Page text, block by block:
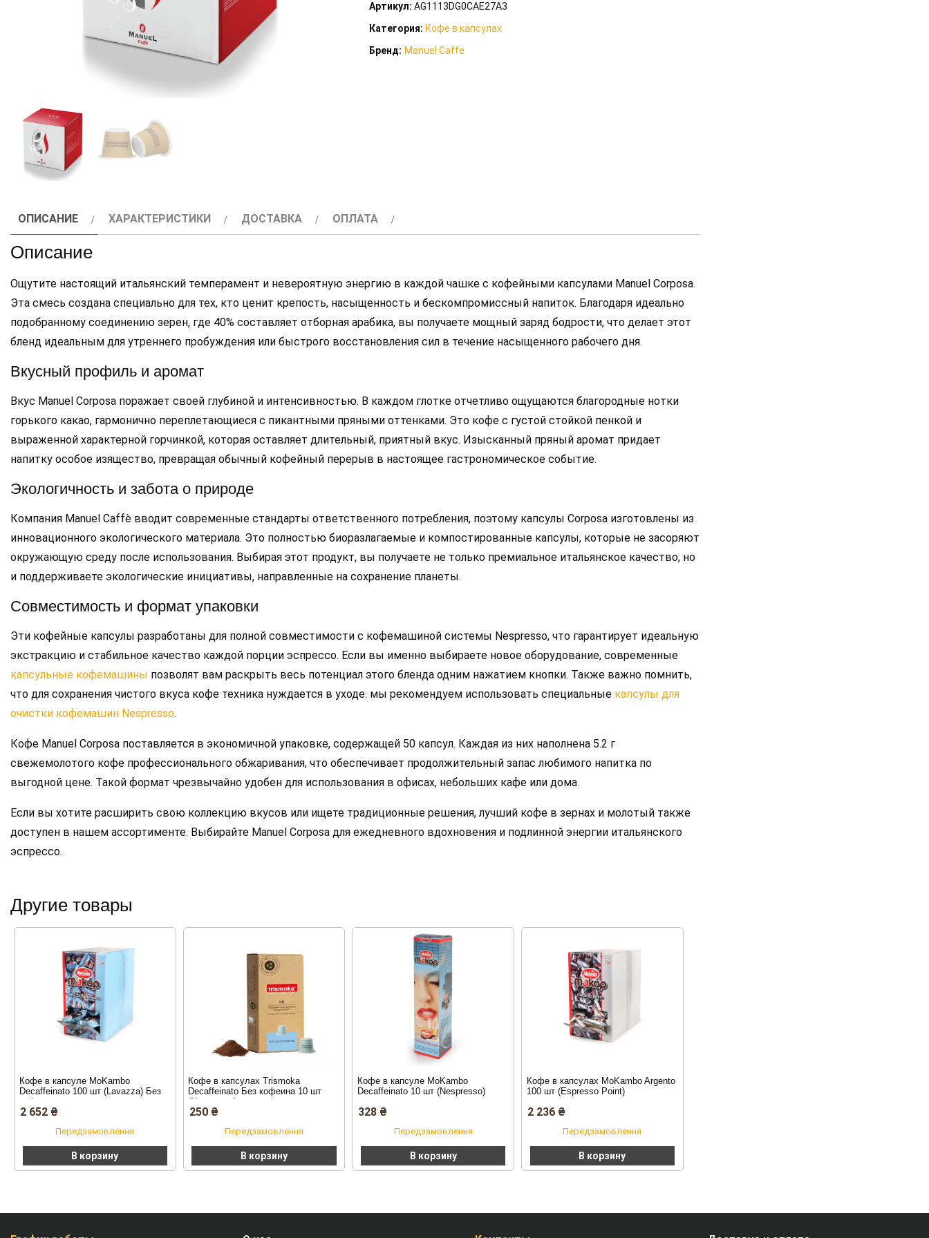
капсулах
Manuel
Артикул:AG1113DG0CAE27A3
Категория: Кофе в капсулах
Бренд: Manuel Caffe
ОПИСАНИЕ ХАРАКТЕРИСТИКИ ДОСТАВКА ОПЛАТА
Описание
Ощутите настоящий итальянский темперамент и невероятную энергию в каждой чашке с кофейными капсулами Manuel Corposa.
Эта смесь создана специально для тех, кто ценит крепость, насыщенность и бескомпромиссный напиток. Благодаря идеально
подобранному соединению зерен, где 40% составляет отборная арабика, вы получаете мощный заряд бодрости, что делает этот
бленд идеальным для утреннего пробуждения или быстрого восстановления сил в течение насыщенного рабочего дня.
Вкусный профиль и аромат
Вкус Manuel Corposa поражает своей глубиной и интенсивностью. В каждом глотке отчетливо ощущаются благородные нотки
горького какао, гармонично переплетающиеся с пикантными пряными оттенками. Это кофе с густой стойкой пенкой и
выраженной характерной горчинкой, которая оставляет длительный, приятный вкус. Изысканный пряный аромат придает
напитку особое изящество, превращая обычный кофейный перерыв в настоящее гастрономическое событие.
Экологичность и забота о природе
Компания Manuel Caffè вводит современные стандарты ответственного потребления, поэтому капсулы Corposa изготовлены из
инновационного экологического материала. Это полностью биоразлагаемые и компостированные капсулы, которые не засоряют
окружающую среду после использования. Выбирая этот продукт, вы получаете не только премиальное итальянское качество, но
и поддерживаете экологические инициативы, направленные на сохранение планеты.
Совместимость и формат упаковки
Эти кофейные капсулы разработаны для полной совместимости с кофемашиной системы Nespresso, что гарантирует идеальную
экстракцию и стабильное качество каждой порции эспрессо. Если вы именно выбираете новое оборудование, современные
капсульные кофемашины позволят вам раскрыть весь потенциал этого бленда одним нажатием кнопки. Также важно помнить,
что для сохранения чистого вкуса кофе техника нуждается в уходе: мы рекомендуем использовать специальные капсулы для
очистки кофемашин Nespresso.
Кофе Manuel Corposa поставляется в экономичной упаковке, содержащей 50 капсул. Каждая из них наполнена 5.2 г
свежемолотого кофе профессионального обжаривания, что обеспечивает продолжительный запас любимого напитка по
выгодной цене. Такой формат чрезвычайно удобен для использования в офисах, небольших кафе или дома.
Если вы хотите расширить свою коллекцию вкусов или ищете традиционные решения, лучший кофе в зернах и молотый также
доступен в нашем ассортименте. Выбирайте Manuel Corposa для ежедневного вдохновения и подлинной энергии итальянского
эспрессо.
Другие товары
Кофе в капсуле MoKambo
Decaffeinato 100 шт (Lavazza) Без
кофеина
2 652 ₴
Передзамовлення
В корзину
Кофе в капсулах Trismoka
Decaffeinato Без кофеина 10 шт
(Nespresso)
250 ₴
Передзамовлення
В корзину
Кофе в капсуле MoKambo
Decaffeinato 10 шт (Nespresso)
328 ₴
Передзамовлення
В корзину
Кофе в капсулах MoKambo Argento
100 шт (Espresso Point)
2 236 ₴
Передзамовлення
В корзину